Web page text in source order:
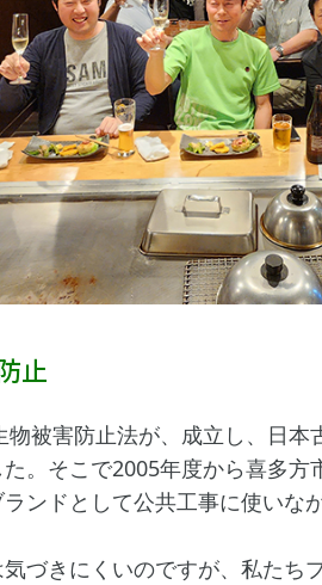
止
被害防止法が、成立し、日本
。そこで2005年度から喜多
ンドとして公共工事に使いな
づきにくいのですが、私たち